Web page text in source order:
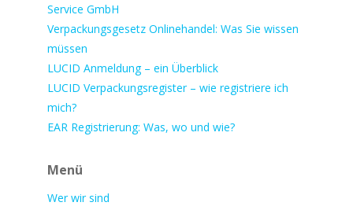
Service GmbH
Verpackungsgesetz Onlinehandel: Was Sie wissen
müssen
LUCID Anmeldung – ein Überblick
LUCID Verpackungsregister – wie registriere ich
mich?
EAR Registrierung: Was, wo und wie?
Menü
Wer wir sind